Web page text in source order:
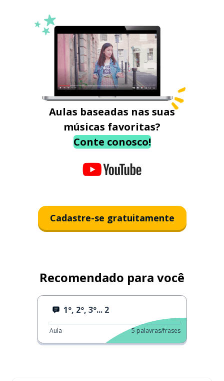
Aulas baseadas nas suas
músicas favoritas?
Conte conosco!
Cadastre-se gratuitamente
Recomendado para você
1º, 2º, 3º... 2
Aula 5 palavras/frases